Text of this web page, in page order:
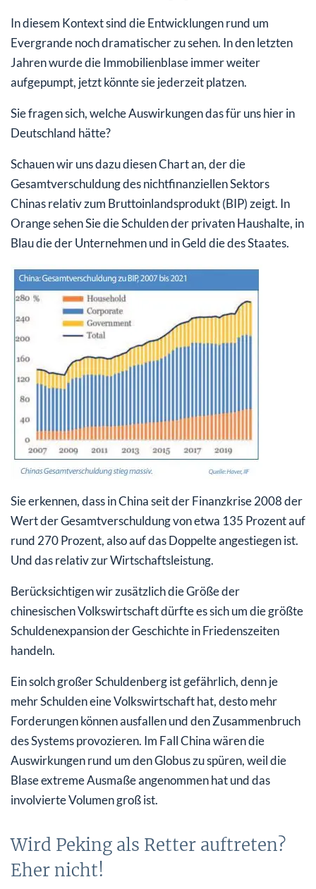
In diesem Kontext sind die Entwicklungen rund um
Evergrande noch dramatischer zu sehen. In den letzten
Jahren wurde die Immobilienblase immer weiter
aufgepumpt, jetzt könnte sie jederzeit platzen.
Sie fragen sich, welche Auswirkungen das für uns hier in
Deutschland hätte?
Schauen wir uns dazu diesen Chart an, der die
Gesamtverschuldung des nichtfinanziellen Sektors
Chinas relativ zum Bruttoinlandsprodukt (BIP) zeigt. In
Orange sehen Sie die Schulden der privaten Haushalte, in
Blau die der Unternehmen und in Geld die des Staates.
Sie erkennen, dass in China seit der Finanzkrise 2008 der
Wert der Gesamtverschuldung von etwa 135 Prozent auf
rund 270 Prozent, also auf das Doppelte angestiegen ist.
Und das relativ zur Wirtschaftsleistung.
Berücksichtigen wir zusätzlich die Größe der
chinesischen Volkswirtschaft dürfte es sich um die größte
Schuldenexpansion der Geschichte in Friedenszeiten
handeln.
Ein solch großer Schuldenberg ist gefährlich, denn je
mehr Schulden eine Volkswirtschaft hat, desto mehr
Forderungen können ausfallen und den Zusammenbruch
des Systems provozieren. Im Fall China wären die
Auswirkungen rund um den Globus zu spüren, weil die
Blase extreme Ausmaße angenommen hat und das
involvierte Volumen groß ist.
Wird Peking als Retter auftreten?
Eher nicht!